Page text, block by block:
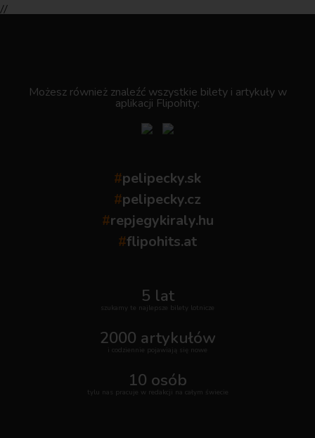
//
Możesz również znaleźć wszystkie bilety i artykuły w
aplikacji Flipohity:
#pelipecky.sk
#pelipecky.cz
#repjegykiraly.hu
#flipohits.at
5 lat
szukamy te najlepsze bilety lotnicze
2000 artykułów
i codziennie pojawiają się nowe
10 osób
tylu nas pracuje w redakcji na całym świecie